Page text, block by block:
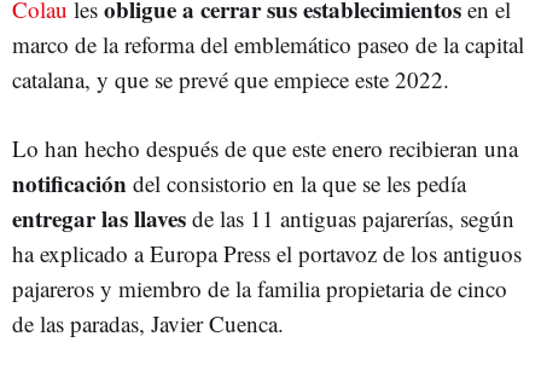
Colau les obligue a cerrar sus establecimientos en el
marco de la reforma del emblemático paseo de la capital
catalana, y que se prevé que empiece este 2022.
Lo han hecho después de que este enero recibieran una
notificación del consistorio en la que se les pedía
entregar las llaves de las 11 antiguas pajarerías, según
ha explicado a Europa Press el portavoz de los antiguos
pajareros y miembro de la familia propietaria de cinco
de las paradas, Javier Cuenca.